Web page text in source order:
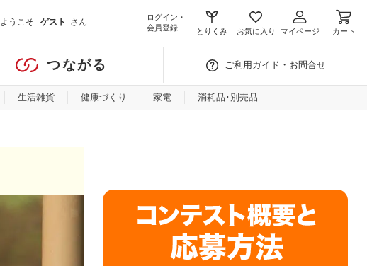
ようこそ ゲスト さん
ログイン・
会員登録
とりくみ お気に入り マイページ カート
つながる ご利用ガイド・お問合せ
生活雑貨 健康づくり 家電 消耗品･別売品